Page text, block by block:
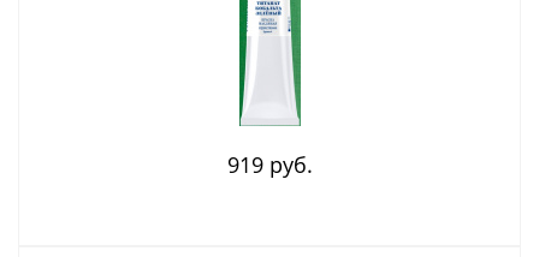
919 руб.